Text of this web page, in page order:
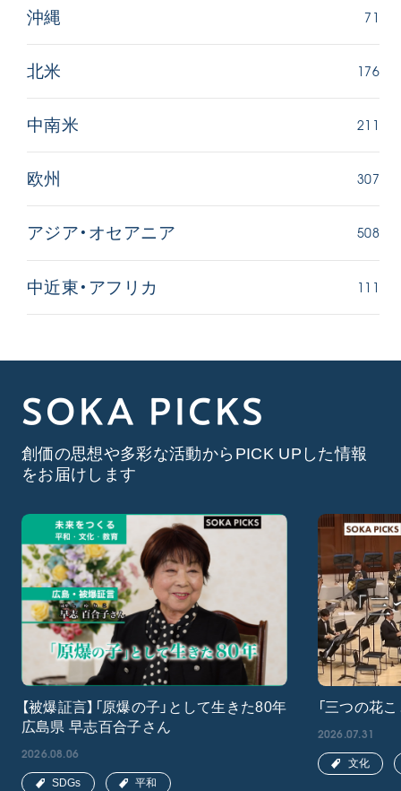
沖縄 71
北米 176
中南米 211
欧州 307
アジア・オセアニア 508
中近東・アフリカ 111
SOKA PICKS
創価の思想や多彩な活動からPICK UPした情報
をお届けします
【被爆証言】「原爆の子」として生きた80年
広島県 早志百合子さん
2026.08.06
SDGs 平和
「三つの花
2026.07.31
文化